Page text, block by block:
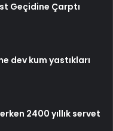
Geçidine Çarptı
dev kum yastıkları
2400 yıllık servet